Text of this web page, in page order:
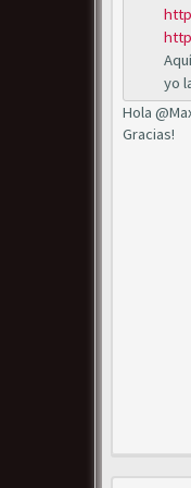
yo
Hola
Gracias!